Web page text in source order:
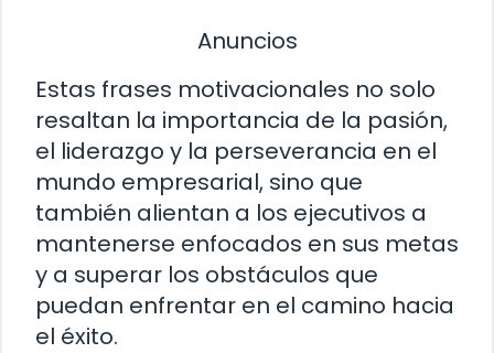
Anuncios
Estas frases motivacionales no solo
resaltan la importancia de la pasión,
el liderazgo y la perseverancia en el
mundo empresarial, sino que
también alientan a los ejecutivos a
mantenerse enfocados en sus metas
y a superar los obstáculos que
puedan enfrentar en el camino hacia
el éxito.